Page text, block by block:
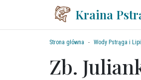
Kraina
Strona główna Wody Pstrąga i
Zb.